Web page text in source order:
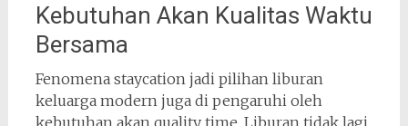
Kebutuhan Akan Kualitas Waktu
Bersama
Fenomena staycation jadi pilihan liburan
keluarga modern juga di pengaruhi oleh
kebutuhan akan quality time. Liburan tidak lagi